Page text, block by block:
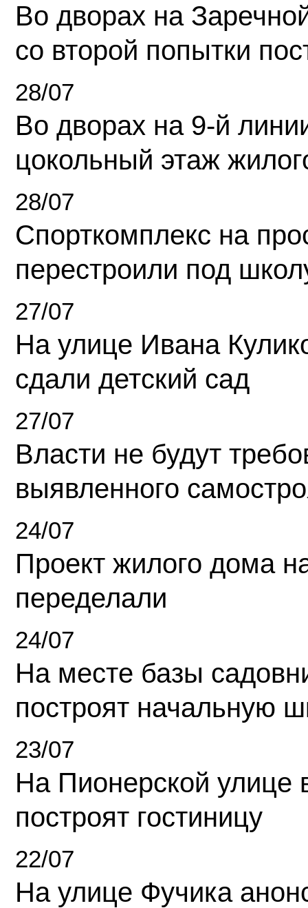
Во дворах на
со второй попытки
28/07
Во дворах на 9-й
цокольный этаж
28/07
Спорткомплекс на
перестроили под
27/07
На улице Ивана
сдали детский сад
27/07
Власти не будут
выявленного
24/07
Проект жилого дома
переделали
24/07
На месте базы
построят начальную
23/07
На Пионерской улице
построят гостиницу
22/07
На улице Фучика